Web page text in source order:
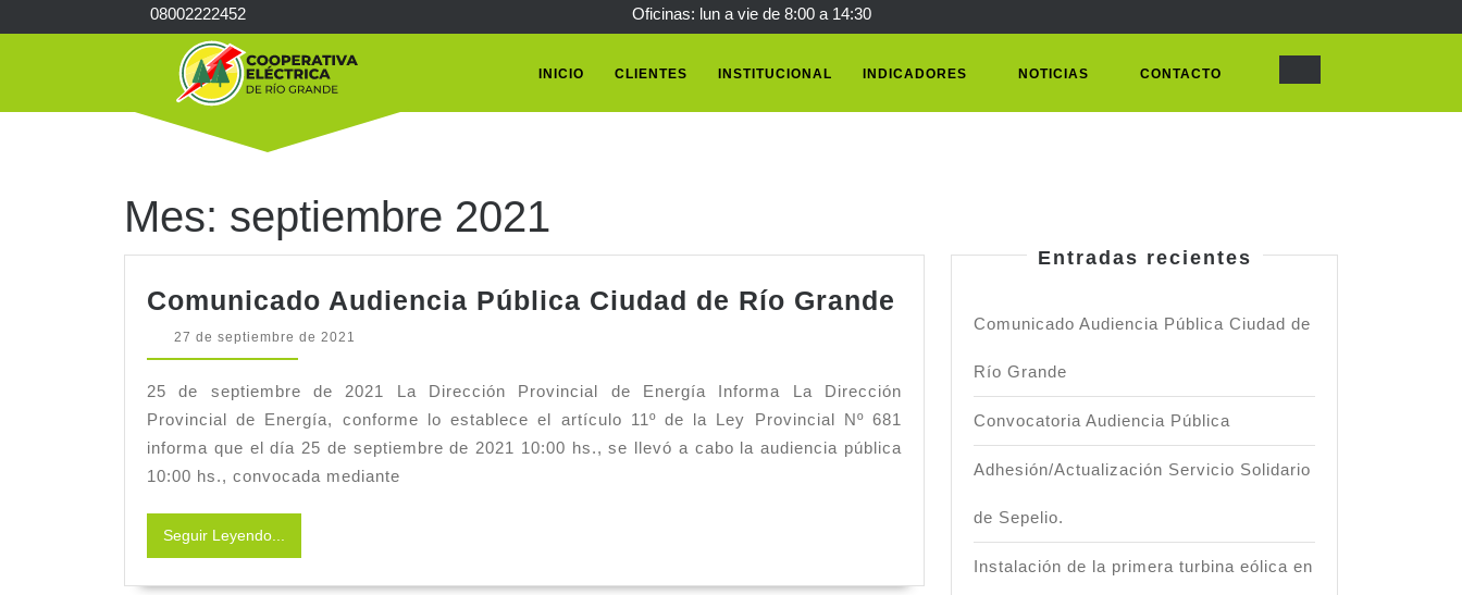
to
08002222452 Oficinas: lun a vie de 8:00 a 14:30
INICIO CLIENTES INSTITUCIONAL INDICADORES NOTICIAS CONTACTO
Mes: septiembre 2021
Comunicado Audiencia Pública Ciudad de Río Grande
Audiencia
Pública
Ciudad
de
Río
27 de septiembre de 2021
de
2021
25 de septiembre de 2021 La Dirección Provincial de Energía Informa La Dirección
Provincial de Energía, conforme lo establece el artículo 11º de la Ley Provincial Nº 681
informa que el día 25 de septiembre de 2021 10:00 hs., se llevó a cabo la audiencia pública
10:00 hs., convocada mediante
Seguir Leyendo...
Leyendo...
Entradas recientes
Comunicado Audiencia Pública Ciudad de
Río Grande
Convocatoria Audiencia Pública
Adhesión/Actualización Servicio Solidario
de Sepelio.
Instalación de la primera turbina eólica en